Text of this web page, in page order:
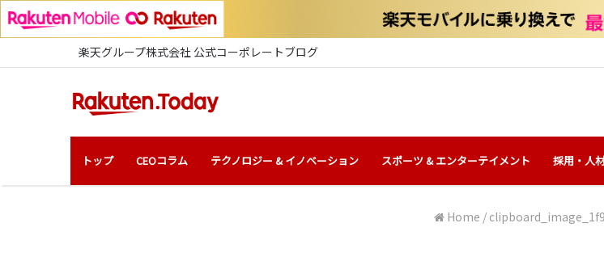
楽天グループ株式会社 公式コーポレートブログ
トップ CEOコラム テクノロジー & イノベーション スポーツ & エンターテイメント 採用・人
Home /